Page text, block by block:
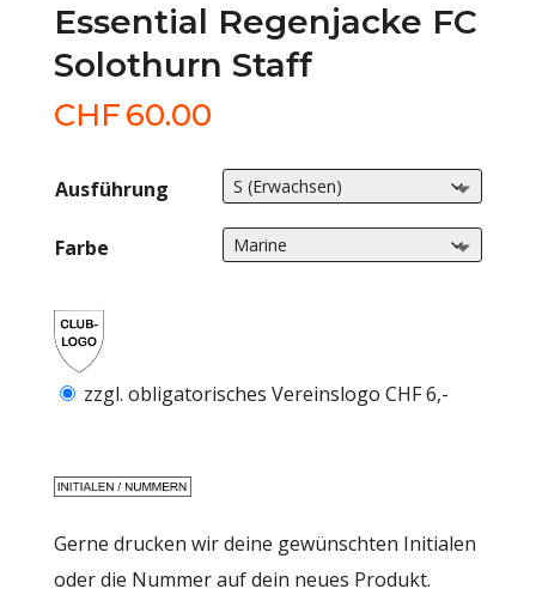
Essential Regenjacke FC
Solothurn Staff
CHF60.00
Ausführung
Farbe
zzgl. obligatorisches Vereinslogo CHF 6,-
Gerne drucken wir deine gewünschten Initialen
oder die Nummer auf dein neues Produkt.